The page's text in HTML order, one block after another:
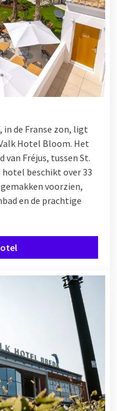
in de Franse zon, ligt
Hotel Bloom. Het
Fréjus, tussen St.
beschikt over 33
voorzien,
en de prachtige